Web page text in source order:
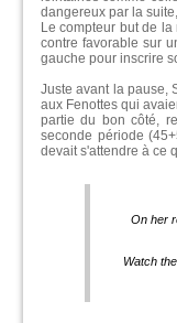
dangereux par la
Le compteur but de
contre favorable sur
gauche pour inscrire
Juste avant la pause,
aux Fenottes qui
partie du bon côté,
seconde période
devait s'attendre à ce
On her
Watch